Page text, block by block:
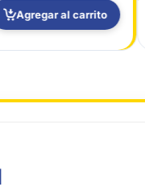
Agregar al carrito